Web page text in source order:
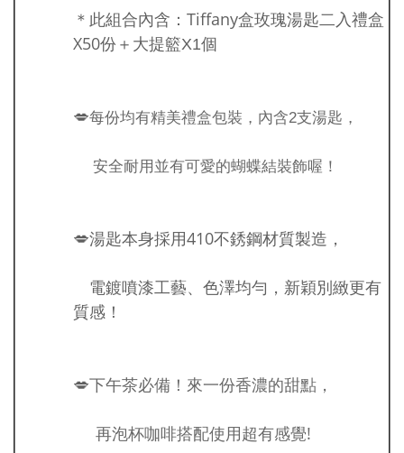
＊此組合內含： Tiffany盒玫瑰湯匙二入禮盒
X50份 ＋大提籃X1個
💋每份均有精美禮盒包裝，內含2支湯匙，
安全耐用並有可愛的蝴蝶結裝飾喔！
💋湯匙本身採用410不銹鋼材質製造，
電鍍噴漆工藝、色澤均勻，新穎別緻更有
質感！
💋下午茶必備！來一份香濃的甜點，
再泡杯咖啡搭配使用超有感覺!